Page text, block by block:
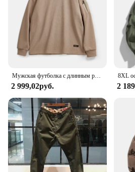
2 999,02руб. 2